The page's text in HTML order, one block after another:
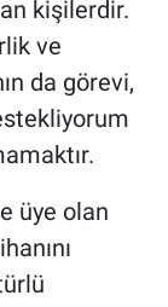
kişilerdir.
ve
da görevi,
üye olan